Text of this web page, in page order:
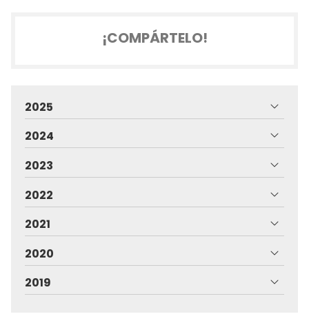
¡COMPÁRTELO!
2025
2024
2023
2022
2021
2020
2019